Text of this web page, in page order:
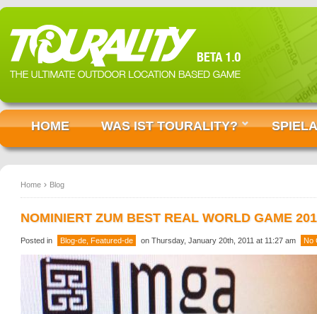
HOME WAS IST TOURALITY?
Home Blog
NOMINIERT ZUM BEST REAL WORLD GAME
Posted in Blog-de Featured-de on Thursday, January 20th, 2011 at 11:27 am No